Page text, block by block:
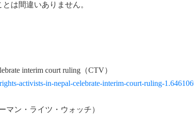
は間違いありません。
interim court ruling（CTV）
activists-in-nepal-celebrate-interim-court-ruling-
マン・ライツ・ウォッチ）